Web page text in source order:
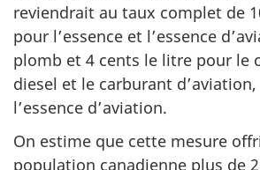
reviendrait au taux complet de
pour l’essence et l’essence
plomb et 4 cents le litre pour le
diesel et le carburant
l’essence d’aviation.
On estime que cette mesure
population canadienne plus de